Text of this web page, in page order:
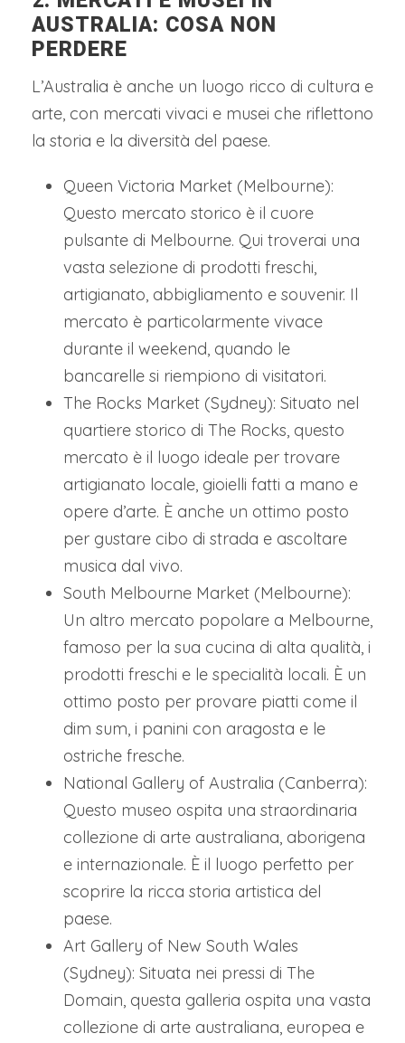
AUSTRALIA: COSA NON
PERDERE
L’Australia è anche un luogo ricco di cultura e
arte, con mercati vivaci e musei che riflettono
la storia e la diversità del paese.
Queen Victoria Market (Melbourne):
Questo mercato storico è il cuore
pulsante di Melbourne. Qui troverai una
vasta selezione di prodotti freschi,
artigianato, abbigliamento e souvenir. Il
mercato è particolarmente vivace
durante il weekend, quando le
bancarelle si riempiono di visitatori.
The Rocks Market (Sydney): Situato nel
quartiere storico di The Rocks, questo
mercato è il luogo ideale per trovare
artigianato locale, gioielli fatti a mano e
opere d’arte. È anche un ottimo posto
per gustare cibo di strada e ascoltare
musica dal vivo.
South Melbourne Market (Melbourne):
Un altro mercato popolare a Melbourne,
famoso per la sua cucina di alta qualità, i
prodotti freschi e le specialità locali. È un
ottimo posto per provare piatti come il
dim sum, i panini con aragosta e le
ostriche fresche.
National Gallery of Australia (Canberra):
Questo museo ospita una straordinaria
collezione di arte australiana, aborigena
e internazionale. È il luogo perfetto per
scoprire la ricca storia artistica del
paese.
Art Gallery of New South Wales
(Sydney): Situata nei pressi di The
Domain, questa galleria ospita una vasta
collezione di arte australiana, europea e